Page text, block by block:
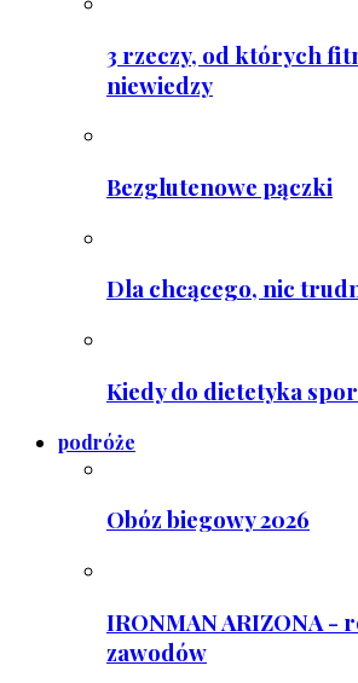
3 rzeczy, od których
niewiedzy
Bezglutenowe pączki
Dla chcącego, nic
Kiedy do dietetyka
podróże
Obóz biegowy 2026
IRONMAN ARIZONA -
zawodów